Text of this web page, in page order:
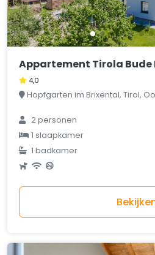
Appartement Tirola Bude
4,0
Hopfgarten im Brixental, Tirol,
2 personen
1 slaapkamer
1 badkamer